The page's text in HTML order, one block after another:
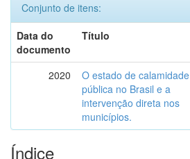
Conjunto de itens:
Data do
documento
Título
2020
O estado de calamidade
pública no Brasil e a
intervenção direta nos
municípios.
Índice